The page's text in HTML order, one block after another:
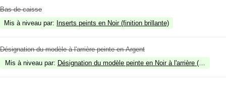
Bas de caisse
Mis à niveau par: Inserts peints en Noir (finition brillante)
Désignation du modèle à l'arrière peinte en Argent
Mis à niveau par: Désignation du modèle peinte en Noir à l'arrière (finition